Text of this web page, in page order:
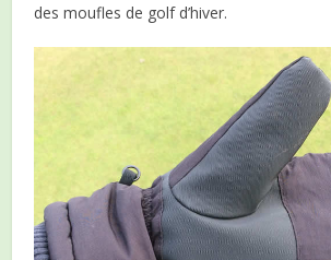
des moufles de golf d’hiver.